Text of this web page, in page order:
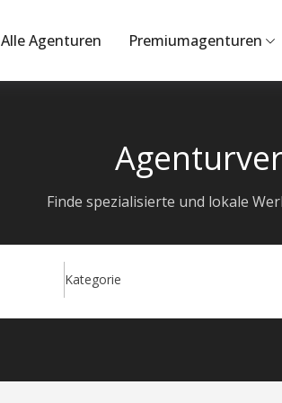
Alle Agenturen Premiumagenturen
Finde spezialisierte und lokale
Kategorie